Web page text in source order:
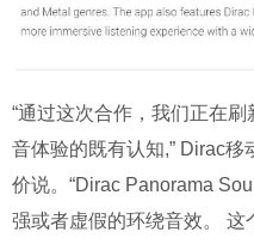
“通过这次合作，我们正在
音体验的既有认知,” Dirac
价说。“Dirac Panorama
强或者虚假的环绕音效。